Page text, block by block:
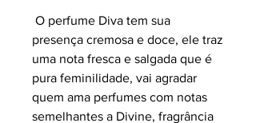
O perfume Diva tem sua
presença cremosa e doce, ele traz
uma nota fresca e salgada que é
pura feminilidade, vai agradar
quem ama perfumes com notas
semelhantes a Divine, fragrância